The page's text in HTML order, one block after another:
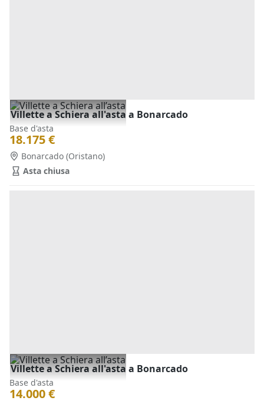
Villette a Schiera all'asta a Bonarcado
Bonarcado (Oristano)
Base d'asta
18.175 €
Asta chiusa
Villette a Schiera all'asta a Bonarcado
Base d'asta
14.000 €